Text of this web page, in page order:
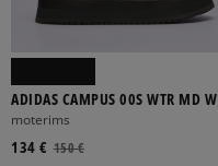
ADIDAS CAMPUS 00S WTR MD W
moterims
150 €
134 €